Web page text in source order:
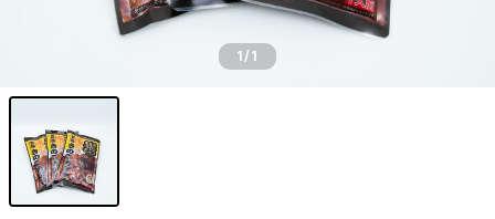
1/1